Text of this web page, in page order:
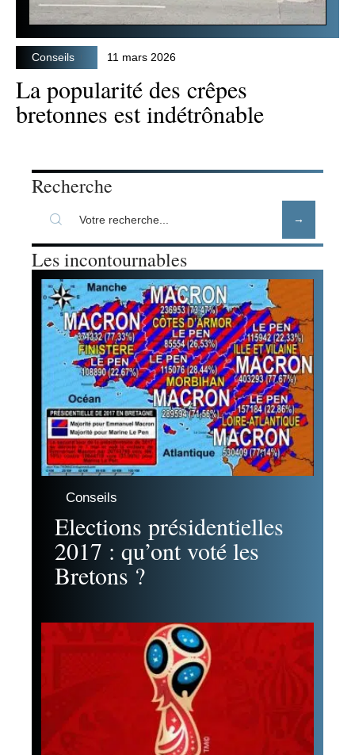
Conseils 11 mars 2026
La popularité des crêpes
bretonnes est indétrônable
Recherche
Les incontournables
Conseils
Elections présidentielles
2017 : qu’ont voté les
Bretons ?